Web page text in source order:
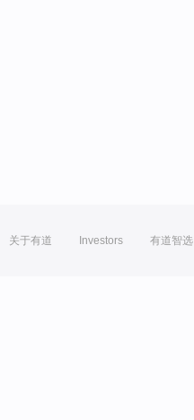
关于有道 Investors 有道智选